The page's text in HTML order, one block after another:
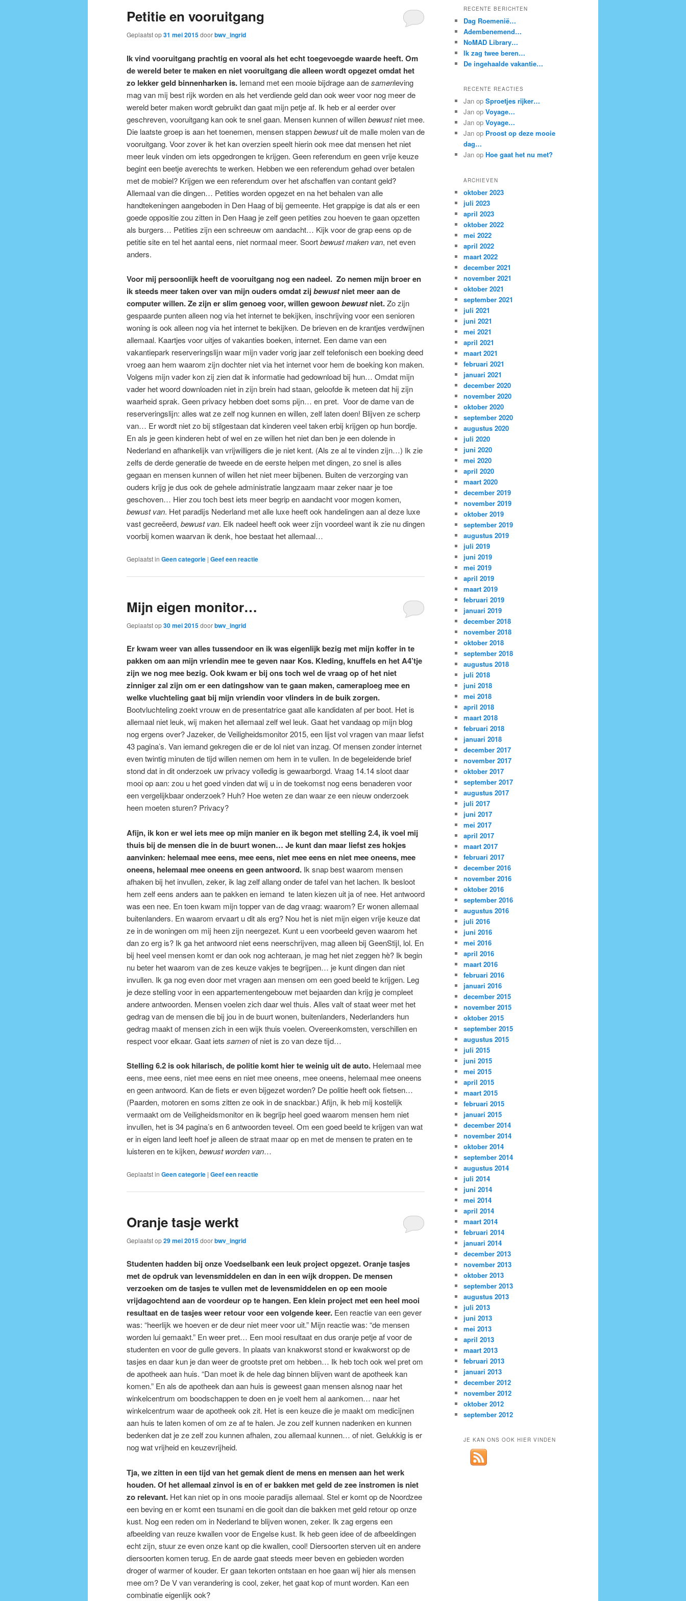
Petitie en vooruitgang
Geplaatst op31 mei 2015doorbwv_ingrid
Ik vind vooruitgang prachtig en vooral als het echt toegevoegde waarde heeft. Om
de wereld beter te maken en niet vooruitgang die alleen wordt opgezet omdat het
zo lekker geld binnenharken is. Iemand met een mooie bijdrage aan desamenleving
mag van mij best rijk worden en als het verdiende geld dan ook weer voor nog meer de
wereld beter maken wordt gebruikt dan gaat mijn petje af. Ik heb er al eerder over
geschreven, vooruitgang kan ook te snel gaan. Mensen kunnen of willenbewustniet mee.
Die laatste groep is aan het toenemen, mensen stappenbewustuit de malle molen van de
vooruitgang. Voor zover ik het kan overzien speelt hierin ook mee dat mensen het niet
meer leuk vinden om iets opgedrongen te krijgen. Geen referendum en geen vrije keuze
begint een beetje averechts te werken. Hebben we een referendum gehad over betalen
met de mobiel? Krijgen we een referendum over het afschaffen van contant geld?
Allemaal van die dingen… Petities worden opgezet en na het behalen van alle
handtekeningen aangeboden in Den Haag of bij gemeente. Het grappige is dat als er een
goede oppositie zou zitten in Den Haag je zelf geen petities zou hoeven te gaan opzetten
als burgers… Petities zijn een schreeuw om aandacht… Kijk voor de grap eens op de
petitie site en tel het aantal eens, niet normaal meer. Soortbewust maken van, net even
anders.
Voor mij persoonlijk heeft de vooruitgang nog een nadeel. Zo nemen mijn broer en
ik steeds meer taken over van mijn ouders omdat zijbewustniet meer aan de
computer willen. Ze zijn er slim genoeg voor, willen gewoonbewustniet.Zo zijn
gespaarde punten alleen nog via het internet te bekijken, inschrijving voor een senioren
woning is ook alleen nog via het internet te bekijken. De brieven en de krantjes verdwijnen
allemaal. Kaartjes voor uitjes of vakanties boeken, internet. Een dame van een
vakantiepark reserveringslijn waar mijn vader vorig jaar zelf telefonisch een boeking deed
vroeg aan hem waarom zijn dochter niet via het internet voor hem de boeking kon maken.
Volgens mijn vader kon zij zien dat ik informatie had gedownload bij hun… Omdat mijn
vader het woord downloaden niet in zijn brein had staan, geloofde ik meteen dat hij zijn
waarheid sprak. Geen privacy hebben doet soms pijn… en pret. Voor de dame van de
reserveringslijn: alles wat ze zelf nog kunnen en willen, zelf laten doen! Blijven ze scherp
van… Er wordt niet zo bij stilgestaan dat kinderen veel taken erbij krijgen op hun bordje.
En als je geen kinderen hebt of wel en ze willen het niet dan ben je een dolende in
Nederland en afhankelijk van vrijwilligers die je niet kent. (Als ze al te vinden zijn…) Ik zie
zelfs de derde generatie de tweede en de eerste helpen met dingen, zo snel is alles
gegaan en mensen kunnen of willen het niet meer bijbenen. Buiten de verzorging van
ouders krijg je dus ook de gehele administratie langzaam maar zeker naar je toe
geschoven… Hier zou toch best iets meer begrip en aandacht voor mogen komen,
bewust van. Het paradijs Nederland met alle luxe heeft ook handelingen aan al deze luxe
vast gecreëerd, bewust van. Elk nadeel heeft ook weer zijn voordeel want ik zie nu dingen
voorbij komen waarvan ik denk, hoe bestaat het allemaal…
Geplaatst in Geen categorie | Geef een reactie
Mijn eigen monitor…
Geplaatst op30 mei 2015doorbwv_ingrid
Er kwam weer van alles tussendoor en ik was eigenlijk bezig met mijn koffer in te
pakken om aan mijn vriendin mee te geven naar Kos. Kleding, knuffels en het A4’tje
zijn we nog mee bezig. Ook kwam er bij ons toch wel de vraag op of het niet
zinniger zal zijn om er een datingshow van te gaan maken, cameraploeg mee en
welke vluchteling gaat bij mijn vriendin voor vlinders in de buik zorgen.
Bootvluchteling zoekt vrouw en de presentatrice gaat alle kandidaten af per boot. Het is
allemaal niet leuk, wij maken het allemaal zelf wel leuk. Gaat het vandaag op mijn blog
nog ergens over? Jazeker, de Veiligheidsmonitor 2015, een lijst vol vragen van maar liefst
43 pagina’s. Van iemand gekregen die er de lol niet van inzag. Of mensen zonder internet
even twintig minuten de tijd willen nemen om hem in te vullen. In de begeleidende brief
stond dat in dit onderzoek uw privacy volledig is gewaarborgd. Vraag 14.14 sloot daar
mooi op aan: zou u het goed vinden dat wij u in de toekomst nog eens benaderen voor
een vergelijkbaar onderzoek? Huh? Hoe weten ze dan waar ze een nieuw onderzoek
heen moeten sturen? Privacy?
Afijn, ik kon er wel iets mee op mijn manier en ik begon met stelling 2.4, ik voel mij
thuis bij de mensen die in de buurt wonen… Je kunt dan maar liefst zes hokjes
aanvinken: helemaal mee eens, mee eens, niet mee eens en niet mee oneens, mee
oneens, helemaal mee oneens en geen antwoord. Ik snap best waarom mensen
afhaken bij het invullen, zeker, ik lag zelf allang onder de tafel van het lachen. Ik besloot
hem zelf eens anders aan te pakken en iemand te laten kiezen uit ja of nee. Het antwoord
was een nee. En toen kwam mijn topper van de dag vraag: waarom? Er wonen allemaal
buitenlanders. En waarom ervaart u dit als erg? Nou het is niet mijn eigen vrije keuze dat
ze in de woningen om mij heen zijn neergezet. Kunt u een voorbeeld geven waarom het
dan zo erg is? Ik ga het antwoord niet eens neerschrijven, mag alleen bij GeenStijl, lol. En
bij heel veel mensen komt er dan ook nog achteraan, je mag het niet zeggen hè? Ik begin
nu beter het waarom van de zes keuze vakjes te begrijpen… je kunt dingen dan niet
invullen. Ik ga nog even door met vragen aan mensen om een goed beeld te krijgen. Leg
je deze stelling voor in een appartementengebouw met bejaarden dan krijg je compleet
andere antwoorden. Mensen voelen zich daar wel thuis. Alles valt of staat weer met het
gedrag van de mensen die bij jou in de buurt wonen, buitenlanders, Nederlanders hun
gedrag maakt of mensen zich in een wijk thuis voelen. Overeenkomsten, verschillen en
respect voor elkaar. Gaat iets samenof niet is zo van deze tijd…
Stelling 6.2 is ook hilarisch, de politie komt hier te weinig uit de auto. Helemaal mee
eens, mee eens, niet mee eens en niet mee oneens, mee oneens, helemaal mee oneens
en geen antwoord. Kan de fiets er even bijgezet worden? De politie heeft ook fietsen…
(Paarden, motoren en soms zitten ze ook in de snackbar.) Afijn, ik heb mij kostelijk
vermaakt om de Veiligheidsmonitor en ik begrijp heel goed waarom mensen hem niet
invullen, het is 34 pagina’s en 6 antwoorden teveel. Om een goed beeld te krijgen van wat
er in eigen land leeft hoef je alleen de straat maar op en met de mensen te praten en te
luisteren en te kijken, bewust worden van…
Geplaatst in Geen categorie | Geef een reactie
Oranje tasje werkt
Geplaatst op29 mei 2015doorbwv_ingrid
Studenten hadden bij onze Voedselbank een leuk project opgezet. Oranje tasjes
met de opdruk van levensmiddelen en dan in een wijk droppen. De mensen
verzoeken om de tasjes te vullen met de levensmiddelen en op een mooie
vrijdagochtend aan de voordeur op te hangen. Een klein project met een heel mooi
resultaat en de tasjes weer retour voor een volgende keer. Een reactie van een gever
was: “heerlijk we hoeven er de deur niet meer voor uit.” Mijn reactie was: “de mensen
worden lui gemaakt.” En weer pret… Een mooi resultaat en dus oranje petje af voor de
studenten en voor de gulle gevers. In plaats van knakworst stond er kwakworst op de
tasjes en daar kun je dan weer de grootste pret om hebben… Ik heb toch ook wel pret om
de apotheek aan huis. “Dan moet ik de hele dag binnen blijven want de apotheek kan
komen.” En als de apotheek dan aan huis is geweest gaan mensen alsnog naar het
winkelcentrum om boodschappen te doen en je voelt hem al aankomen… naar het
winkelcentrum waar de apotheek ook zit. Het is een keuze die je maakt om medicijnen
aan huis te laten komen of om ze af te halen. Je zou zelf kunnen nadenken en kunnen
bedenken dat je ze zelf zou kunnen afhalen, zou allemaal kunnen… of niet. Gelukkig is er
nog wat vrijheid en keuzevrijheid.
Tja, we zitten in een tijd van het gemak dient de mens en mensen aan het werk
houden. Of het allemaal zinvol is en of er bakken met geld de zee instromen is niet
zo relevant. Het kan niet op in ons mooie paradijs allemaal. Stel er komt op de Noordzee
een beving en er komt een tsunami en die gooit dan die bakken met geld retour op onze
kust. Nog een reden om in Nederland te blijven wonen, zeker. Ik zag ergens een
afbeelding van reuze kwallen voor de Engelse kust. Ik heb geen idee of de afbeeldingen
echt zijn, stuur ze even onze kant op die kwallen, cool! Diersoorten sterven uit en andere
diersoorten komen terug. En de aarde gaat steeds meer beven en gebieden worden
droger of warmer of kouder. Er gaan tekorten ontstaan en hoe gaan wij hier als mensen
mee om? De V van verandering is cool, zeker, het gaat kop of munt worden. Kan een
combinatie eigenlijk ook?
k
n
RECENTE BERICHTEN
Dag Roemenië…
Adembenemend…
NoMAD Library…
Ik zag twee beren…
De ingehaalde vakantie…
RECENTE REACTIES
Jan op Sproetjes rijker…
Jan op Voyage…
Jan op Voyage…
Jan op Proost op deze mooie
dag…
Jan op Hoe gaat het nu met?
ARCHIEVEN
oktober 2023
juli 2023
april 2023
oktober 2022
mei 2022
april 2022
maart 2022
december 2021
november 2021
oktober 2021
september 2021
juli 2021
juni 2021
mei 2021
april 2021
maart 2021
februari 2021
januari 2021
december 2020
november 2020
oktober 2020
september 2020
augustus 2020
juli 2020
juni 2020
mei 2020
april 2020
maart 2020
december 2019
november 2019
oktober 2019
september 2019
augustus 2019
juli 2019
juni 2019
mei 2019
april 2019
maart 2019
februari 2019
januari 2019
december 2018
november 2018
oktober 2018
september 2018
augustus 2018
juli 2018
juni 2018
mei 2018
april 2018
maart 2018
februari 2018
januari 2018
december 2017
november 2017
oktober 2017
september 2017
augustus 2017
juli 2017
juni 2017
mei 2017
april 2017
maart 2017
februari 2017
december 2016
november 2016
oktober 2016
september 2016
augustus 2016
juli 2016
juni 2016
mei 2016
april 2016
maart 2016
februari 2016
januari 2016
december 2015
november 2015
oktober 2015
september 2015
augustus 2015
juli 2015
juni 2015
mei 2015
april 2015
maart 2015
februari 2015
januari 2015
december 2014
november 2014
oktober 2014
september 2014
augustus 2014
juli 2014
juni 2014
mei 2014
april 2014
maart 2014
februari 2014
januari 2014
december 2013
november 2013
oktober 2013
september 2013
augustus 2013
juli 2013
juni 2013
mei 2013
april 2013
maart 2013
februari 2013
januari 2013
december 2012
november 2012
oktober 2012
september 2012
JE KAN ONS OOK HIER VINDEN